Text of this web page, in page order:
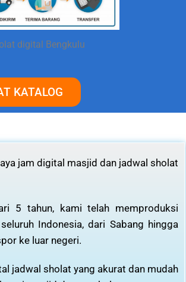
digital Bengkulu
KATALOG
jam digital masjid dan jadwal sholat
5 tahun, kami telah memproduksi
Indonesia, dari Sabang hingga
ke luar negeri.
jadwal sholat yang akurat dan mudah